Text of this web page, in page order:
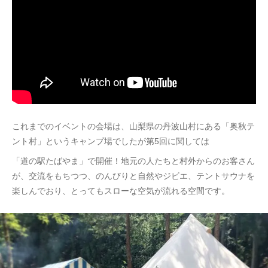
これまでのイベントの会場は、山梨県の丹波山村にある「奥秋テ
ント村」というキャンプ場でしたが第5回に関しては
「道の駅たばやま」で開催！地元の人たちと村外からのお客さん
が、交流をもちつつ、のんびりと自然やジビエ、テントサウナを
楽しんでおり、とってもスローな空気が流れる空間です。